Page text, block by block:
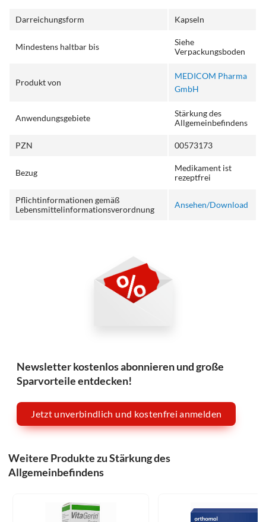
Darreichungsform Kapseln
Mindestens haltbar bis
Siehe
Verpackungsboden
Produkt von
MEDICOM Pharma
GmbH
Anwendungsgebiete
Stärkung des
Allgemeinbefindens
PZN 00573173
Bezug
Medikament ist
rezeptfrei
Pflichtinformationen gemäß
Lebensmittelinformationsverordnung
Ansehen/Download
Newsletter kostenlos abonnieren und große
Sparvorteile entdecken!
Jetzt unverbindlich und kostenfrei anmelden
Weitere Produkte zu Stärkung des
Allgemeinbefindens